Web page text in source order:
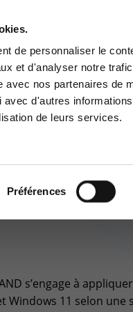
de personnaliser le
et d'analyser notre
avec nos partenaires de
d'autres
de leurs services.
Préférences
Clients
à la zone d'information
client
BUSINESS SOLUTIONS
s’engage à
Windows 11 selon une